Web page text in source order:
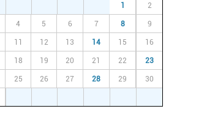
1 2
4 5 6 7 8 9
11 12 13 14 15 16
18 19 20 21 22 23
25 26 27 28 29 30